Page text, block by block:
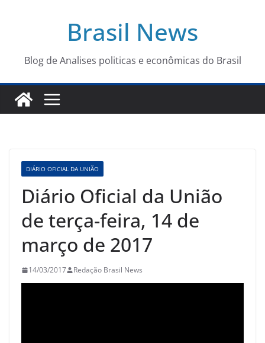
conteúdo
Brasil News
Blog de Analises politicas e econômicas do Brasil
DIÁRIO OFICIAL DA UNIÃO
Diário Oficial da União
de terça-feira, 14 de
março de 2017
14/03/2017 Redação Brasil News